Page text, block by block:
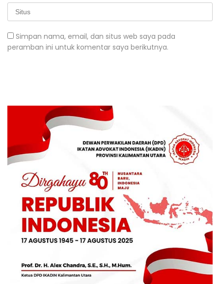
Simpan nama, email, dan situs web saya pada
peramban ini untuk komentar saya berikutnya.